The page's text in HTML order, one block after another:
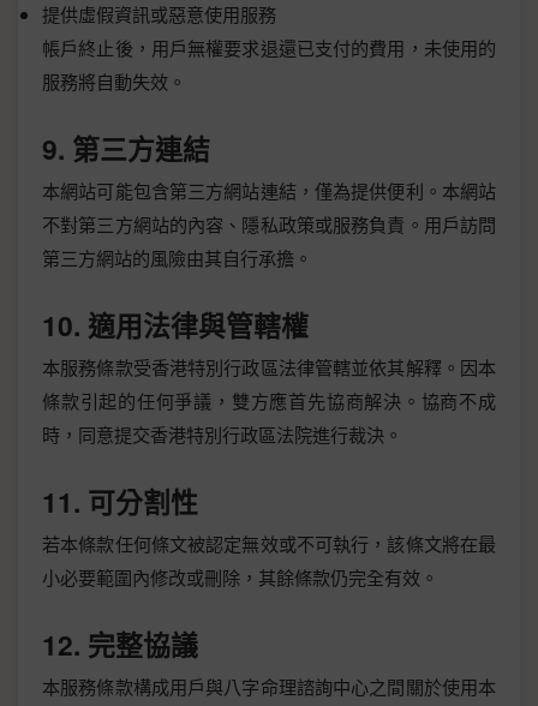
提供虛假資訊或惡意使用服務
帳戶終止後，用戶無權要求退還已支付的費用，未使用的
服務將自動失效。
9. 第三方連結
本網站可能包含第三方網站連結，僅為提供便利。本網站
不對第三方網站的內容、隱私政策或服務負責。用戶訪問
第三方網站的風險由其自行承擔。
10. 適用法律與管轄權
本服務條款受香港特別行政區法律管轄並依其解釋。因本
條款引起的任何爭議，雙方應首先協商解決。協商不成
時，同意提交香港特別行政區法院進行裁決。
11. 可分割性
若本條款任何條文被認定無效或不可執行，該條文將在最
小必要範圍內修改或刪除，其餘條款仍完全有效。
12. 完整協議
本服務條款構成用戶與八字命理諮詢中心之間關於使用本